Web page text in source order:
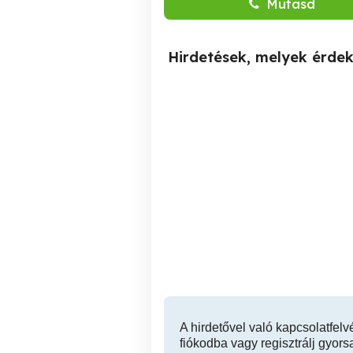
Mutasd
Hirdetések, melyek
A hirdetővel való
fiókodba vagy regisztrálj